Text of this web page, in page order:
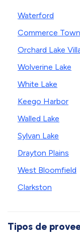
Waterford
Commerce
Orchard Lake
Wolverine Lake
White Lake
Keego Harbor
Walled Lake
Sylvan Lake
Drayton Plains
West Bloomfield
Clarkston
Tipos de